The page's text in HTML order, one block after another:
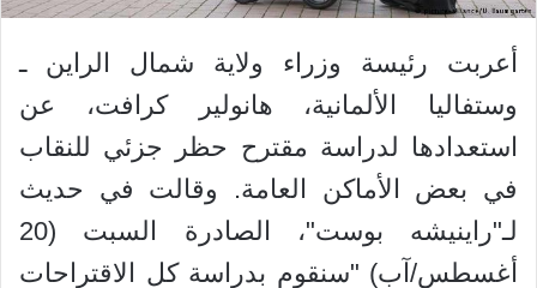
أعربت رئيسة وزراء ولاية شمال الراين ـ
وستفاليا الألمانية، هانولير كرافت، عن
استعدادها لدراسة مقترح حظر جزئي للنقاب
في بعض الأماكن العامة. وقالت في حديث
لـ"راينيشه بوست"، الصادرة السبت (20
أغسطس/آب) "سنقوم بدراسة كل الاقتراحات